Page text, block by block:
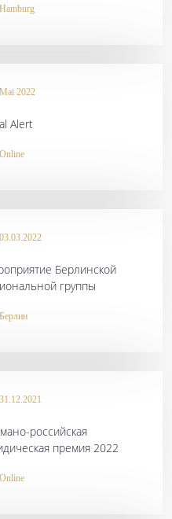
Hamburg
Mai 2022
Alert
Online
03.03.2022
Берлинской
группы
Берлин
31.12.2021
российская
премия 2022
Online